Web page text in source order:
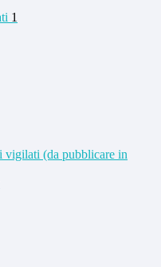
1
vigilati (da pubblicare in